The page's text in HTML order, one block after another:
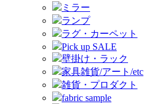
ミラー
ランプ
ラグ・カーペット
Pick up SALE
壁掛け・ラック
家具雑貨/アート/etc
雑貨・プロダクト
fabric sample